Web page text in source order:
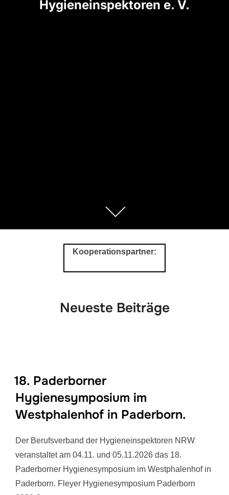
Hygieneinspektoren e. V.
Zum
Inhalt
scrollen
Kooperationspartner:
Neueste Beiträge
18. Paderborner
Hygienesymposium im
Westphalenhof in Paderborn.
Der Berufsverband der Hygieneinspektoren NRW
veranstaltet am 04.11. und 05.11.2026 das 18.
Paderborner Hygienesymposium im Westphalenhof in
Paderborn. Fleyer Hygienesymposium Paderborn